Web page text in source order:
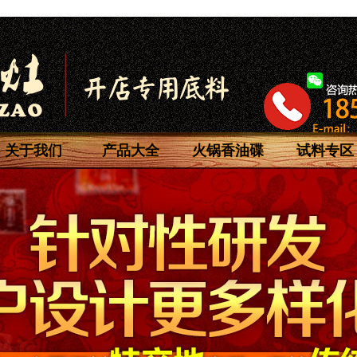
关于我们 产品大全 火锅香油碟 试料专区